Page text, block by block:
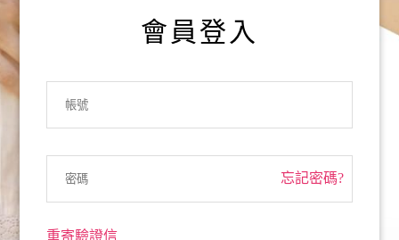
會員登入
忘記密碼?
重寄驗證信